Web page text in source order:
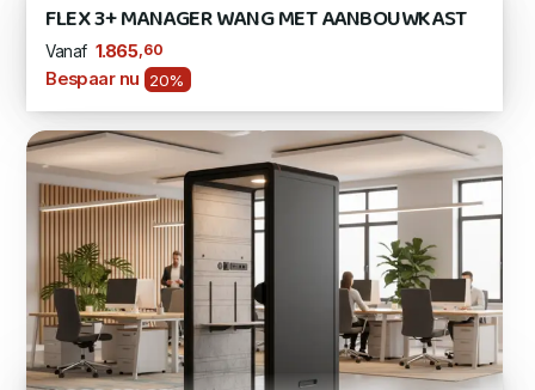
FLEX 3+ MANAGER WANG MET AANBOUWKAST
Vanaf 1.865,60
Bespaar nu 20%